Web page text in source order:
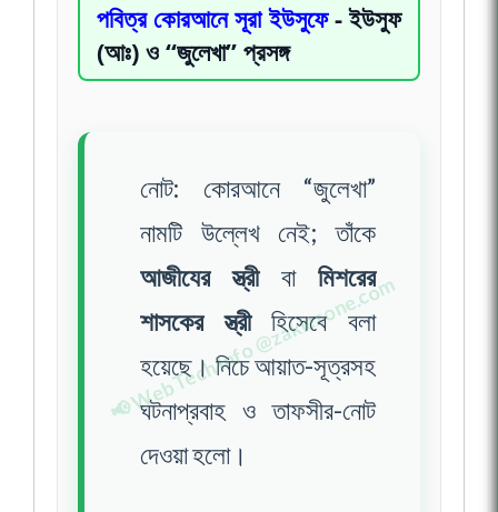
পবিত্র কোরআনে সূরা ইউসুফে- ইউসুফ
(আঃ) ও “জুলেখা” প্রসঙ্গ
নোট: কোরআনে “জুলেখা”
নামটি উল্লেখ নেই; তাঁকে
আজীযের স্ত্রীবা মিশরের
শাসকের স্ত্রীহিসেবে বলা
হয়েছে। নিচে আয়াত-সূত্রসহ
ঘটনাপ্রবাহ ও তাফসীর-নোট
দেওয়া হলো।